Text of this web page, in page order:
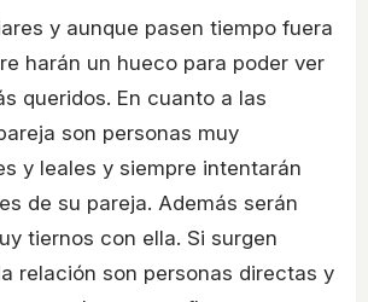
y aunque pasen tiempo fuera
harán un hueco para poder ver
queridos. En cuanto a las
son personas muy
y leales y siempre intentarán
de su pareja. Además serán
tiernos con ella. Si surgen
relación son personas directas y